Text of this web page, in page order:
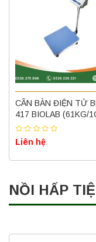
CÂN BÀN ĐIỆN TỬ
417 BIOLAB (61KG/
Liên hệ
NỒI HẤP